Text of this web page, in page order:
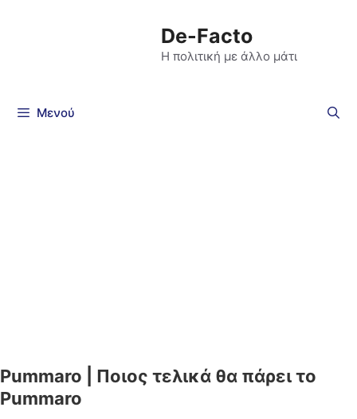
De-Facto
Η πολιτική με άλλο μάτι
Μενού
Pummaro | Ποιος τελικά θα πάρει το
Pummaro